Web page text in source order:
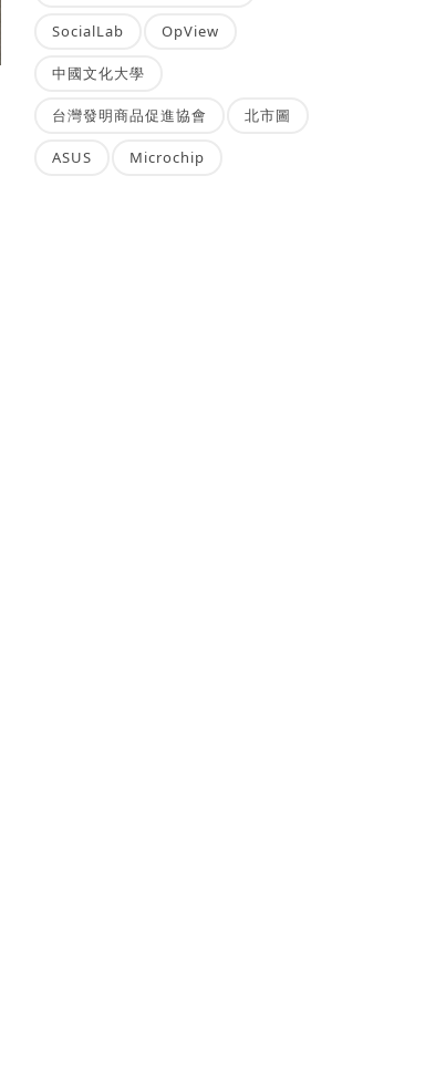
SocialLab OpView
中國文化大學
台灣發明商品促進協會 北市圖
ASUS Microchip